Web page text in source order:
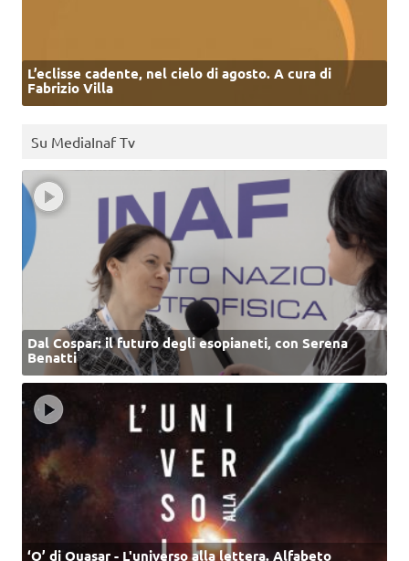
L’eclisse cadente, nel cielo di agosto. A cura di
Fabrizio Villa
Su MediaInaf Tv
Dal Cospar: il futuro degli esopianeti, con Serena
Benatti
‘Q’ di Quasar - L'universo alla lettera. Alfabeto